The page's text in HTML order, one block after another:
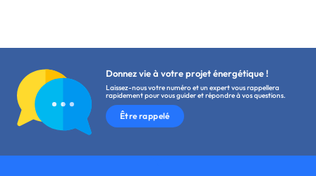
Donnez vie à votre projet énergétique !
Laissez-nous votre numéro et un expert vous rappellera
rapidement pour vous guider et répondre à vos questions.
Être rappelé